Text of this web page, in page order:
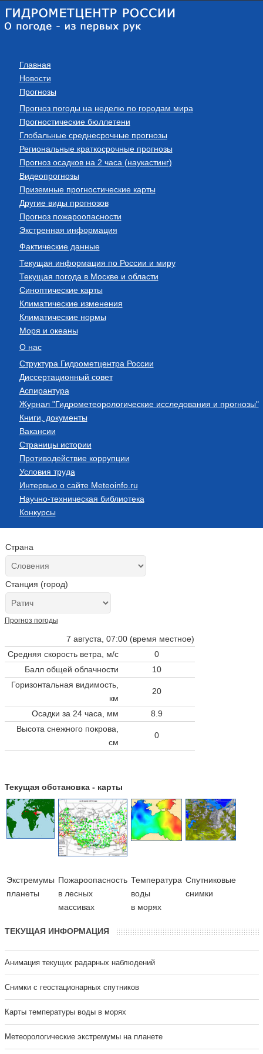
Главная
Новости
Прогнозы
Прогноз погоды на неделю по городам мира
Прогностические бюллетени
Глобальные среднесрочные прогнозы
Региональные краткосрочные прогнозы
Прогноз осадков на 2 часа (наукастинг)
Видеопрогнозы
Приземные прогностические карты
Другие виды прогнозов
Прогноз пожароопасности
Экстренная информация
Фактические данные
Текущая информация по России и миру
Текущая погода в Москве и области
Синоптические карты
Климатические изменения
Климатические нормы
Моря и океаны
О нас
Структура Гидрометцентра России
Диссертационный совет
Аспирантура
Журнал "Гидрометеорологические исследования и прогнозы"
Книги, документы
Вакансии
Страницы истории
Противодействие коррупции
Условия труда
Интервью о сайте Meteoinfo.ru
Научно-техническая библиотека
Конкурсы
Страна
Станция (город)
Прогноз погоды
7 августа, 07:00 (время местное)
Средняя скорость ветра, м/с
0
Балл общей облачности
10
Горизонтальная видимость,
км
20
Осадки за 24 часа, мм
8.9
Высота снежного покрова,
см
0
Текущая обстановка - карты
Экстремумы
планеты
Пожароопасность
в лесных
массивах
Температура
воды
в морях
Cпутниковые
снимки
ТЕКУЩАЯ ИНФОРМАЦИЯ
Анимация текущих радарных наблюдений
Cнимки с геостационарных спутников
Карты температуры воды в морях
Метеорологические экстремумы на планете